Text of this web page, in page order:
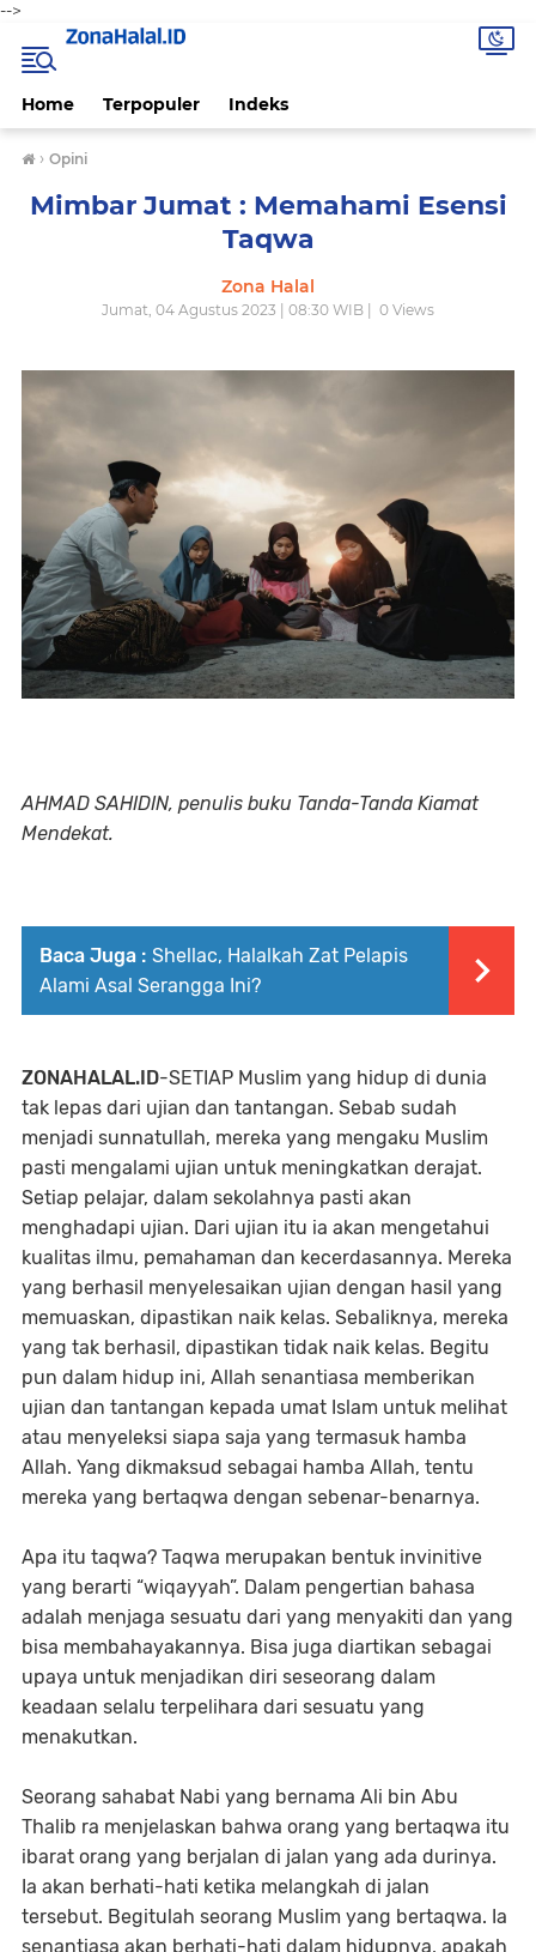
-->
Home Terpopuler Indeks
› Opini
Mimbar Jumat : Memahami Esensi
Taqwa
Zona Halal
Jumat, 04 Agustus 2023 | 08:30 WIB | 0 Views
AHMAD SAHIDIN, penulis buku Tanda-Tanda Kiamat
Mendekat.
Baca Juga : Shellac, Halalkah Zat Pelapis
Alami Asal Serangga Ini?
ZONAHALAL.ID-SETIAP Muslim yang hidup di dunia
tak lepas dari ujian dan tantangan. Sebab sudah
menjadi sunnatullah, mereka yang mengaku Muslim
pasti mengalami ujian untuk meningkatkan derajat.
Setiap pelajar, dalam sekolahnya pasti akan
menghadapi ujian. Dari ujian itu ia akan mengetahui
kualitas ilmu, pemahaman dan kecerdasannya. Mereka
yang berhasil menyelesaikan ujian dengan hasil yang
memuaskan, dipastikan naik kelas. Sebaliknya, mereka
yang tak berhasil, dipastikan tidak naik kelas. Begitu
pun dalam hidup ini, Allah senantiasa memberikan
ujian dan tantangan kepada umat Islam untuk melihat
atau menyeleksi siapa saja yang termasuk hamba
Allah. Yang dikmaksud sebagai hamba Allah, tentu
mereka yang bertaqwa dengan sebenar-benarnya.
Apa itu taqwa? Taqwa merupakan bentuk invinitive
yang berarti “wiqayyah”. Dalam pengertian bahasa
adalah menjaga sesuatu dari yang menyakiti dan yang
bisa membahayakannya. Bisa juga diartikan sebagai
upaya untuk menjadikan diri seseorang dalam
keadaan selalu terpelihara dari sesuatu yang
menakutkan.
Seorang sahabat Nabi yang bernama Ali bin Abu
Thalib ra menjelaskan bahwa orang yang bertaqwa itu
ibarat orang yang berjalan di jalan yang ada durinya.
Ia akan berhati-hati ketika melangkah di jalan
tersebut. Begitulah seorang Muslim yang bertaqwa. Ia
senantiasa akan berhati-hati dalam hidupnya, apakah